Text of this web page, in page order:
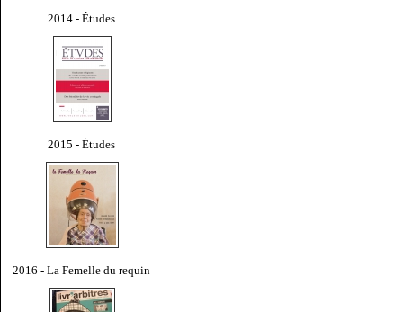
2014 - Études
2015 - Études
2016 - La Femelle du requin